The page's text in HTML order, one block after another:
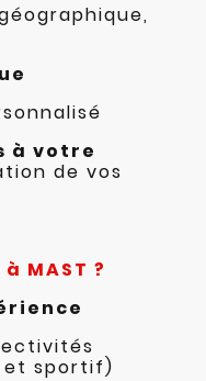
à votre
de vos
MAST ?
et sportif)